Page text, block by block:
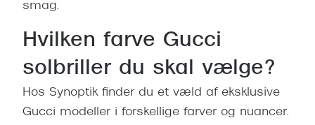
smag.
Hvilken farve Gucci
solbriller du skal vælge?
Hos Synoptik finder du et væld af eksklusive
Gucci modeller i forskellige farver og nuancer.